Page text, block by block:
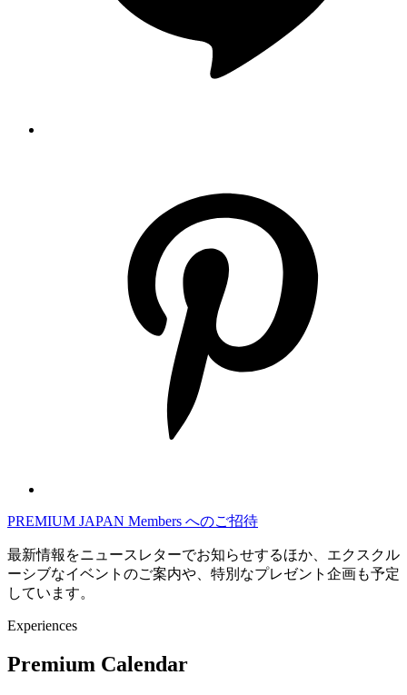
PREMIUM JAPAN Members へのご招待
最新情報をニュースレターでお知らせするほか、エクスクル
ーシブなイベントのご案内や、特別なプレゼント企画も予定
しています。
Experiences
Premium Calendar